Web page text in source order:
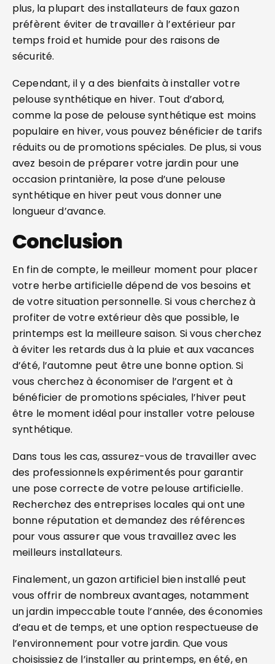
plus, la plupart des installateurs de faux gazon
préfèrent éviter de travailler à l’extérieur par
temps froid et humide pour des raisons de
sécurité.
Cependant, il y a des bienfaits à installer votre
pelouse synthétique en hiver. Tout d’abord,
comme la pose de pelouse synthétique est moins
populaire en hiver, vous pouvez bénéficier de tarifs
réduits ou de promotions spéciales. De plus, si vous
avez besoin de préparer votre jardin pour une
occasion printanière, la pose d’une pelouse
synthétique en hiver peut vous donner une
longueur d’avance.
Conclusion
En fin de compte, le meilleur moment pour placer
votre herbe artificielle dépend de vos besoins et
de votre situation personnelle. Si vous cherchez à
profiter de votre extérieur dès que possible, le
printemps est la meilleure saison. Si vous cherchez
à éviter les retards dus à la pluie et aux vacances
d’été, l’automne peut être une bonne option. Si
vous cherchez à économiser de l’argent et à
bénéficier de promotions spéciales, l’hiver peut
être le moment idéal pour installer votre pelouse
synthétique.
Dans tous les cas, assurez-vous de travailler avec
des professionnels expérimentés pour garantir
une pose correcte de votre pelouse artificielle.
Recherchez des entreprises locales qui ont une
bonne réputation et demandez des références
pour vous assurer que vous travaillez avec les
meilleurs installateurs.
Finalement, un gazon artificiel bien installé peut
vous offrir de nombreux avantages, notamment
un jardin impeccable toute l’année, des économies
d’eau et de temps, et une option respectueuse de
l’environnement pour votre jardin. Que vous
choisissiez de l’installer au printemps, en été, en